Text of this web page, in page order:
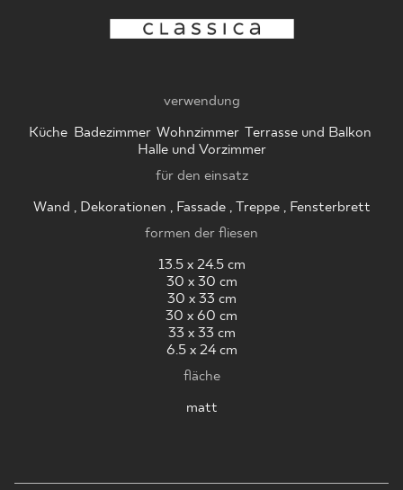
ÜBER UNS
KONTAKT
SK DE
verwendung
Küche Badezimmer, Wohnzimmer, Terrasse und Balkon
Halle und Vorzimmer
für den einsatz
Wand , Dekorationen , Fassade , Treppe , Fensterbrett
formen der fliesen
13.5 x 24.5 cm
30 x 30 cm
30 x 33 cm
30 x 60 cm
33 x 33 cm
6.5 x 24 cm
fläche
matt